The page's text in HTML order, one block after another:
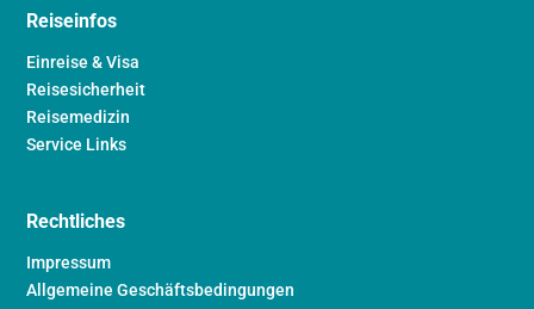
Reiseinfos
Einreise & Visa
Reisesicherheit
Reisemedizin
Service Links
Rechtliches
Impressum
Allgemeine Geschäftsbedingungen